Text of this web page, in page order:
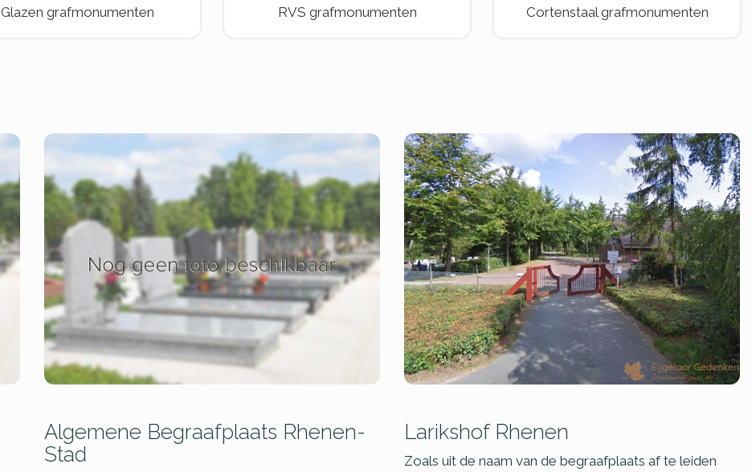
Glazen grafmonumenten RVS grafmonumenten Cortenstaal grafmonumenten
Algemene Begraafplaats Rhenen-
Stad
Larikshof Rhenen
Zoals uit de naam van de begraafplaats af te leiden